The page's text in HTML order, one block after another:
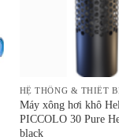
HỆ THỐNG & THIẾT
Máy xông hơi khô
PICCOLO 30 Pure
black